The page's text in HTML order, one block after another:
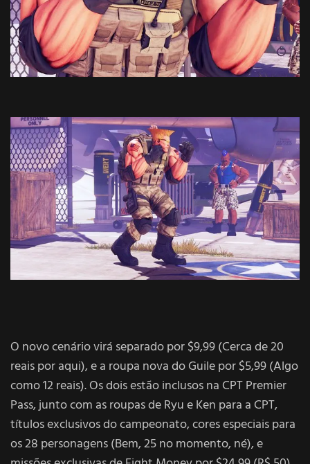
O novo cenário virá separado por $9,99 (Cerca de 20
reais por aqui), e a roupa nova do Guile por $5,99 (Algo
como 12 reais). Os dois estão inclusos na CPT Premier
Pass, junto com as roupas de Ryu e Ken para a CPT,
títulos exclusivos do campeonato, cores especiais para
os 28 personagens (Bem, 25 no momento, né), e